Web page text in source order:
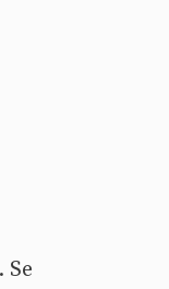
Se